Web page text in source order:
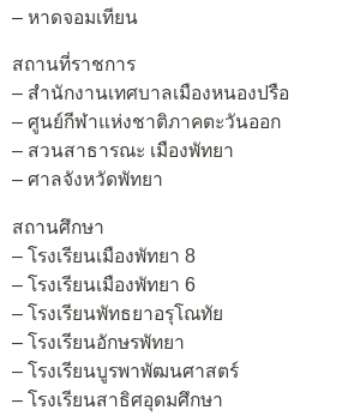
– หาดจอมเทียน
สถานที่ราชการ
– สำนักงานเทศบาลเมืองหนองปรือ
– ศูนย์กีฬาแห่งชาติภาคตะวันออก
– สวนสาธารณะ เมืองพัทยา
– ศาลจังหวัดพัทยา
สถานศึกษา
– โรงเรียนเมืองพัทยา 8
– โรงเรียนเมืองพัทยา 6
– โรงเรียนพัทธยาอรุโณทัย
– โรงเรียนอักษรพัทยา
– โรงเรียนบูรพาพัฒนศาสตร์
– โรงเรียนสาธิศอุดมศึกษา